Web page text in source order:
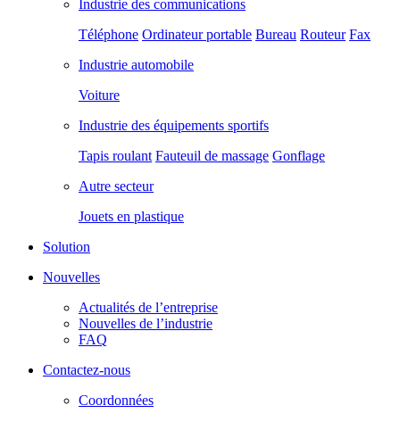
Industrie des communications
Téléphone Ordinateur portable Bureau Routeur Fax
Industrie automobile
Voiture
Industrie des équipements sportifs
Tapis roulant Fauteuil de massage Gonflage
Autre secteur
Jouets en plastique
Solution
Nouvelles
Actualités de l’entreprise
Nouvelles de l’industrie
FAQ
Contactez-nous
Coordonnées